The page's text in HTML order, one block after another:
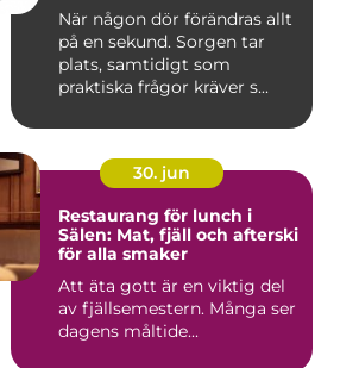
När någon dör förändras allt
på en sekund. Sorgen tar
plats, samtidigt som
praktiska frågor kräver s...
30. jun
Restaurang för lunch i
Sälen: Mat, fjäll och afterski
för alla smaker
Att äta gott är en viktig del
av fjällsemestern. Många ser
dagens måltide...